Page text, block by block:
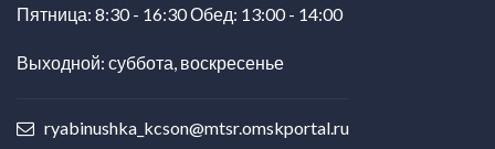
Пятница: 8:30 - 16:30 Обед: 13:00 - 14:00
Выходной: суббота, воскресенье
ryabinushka_kcson@mtsr.omskportal.ru